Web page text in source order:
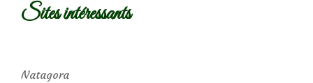
Sites intéressants
Natagora